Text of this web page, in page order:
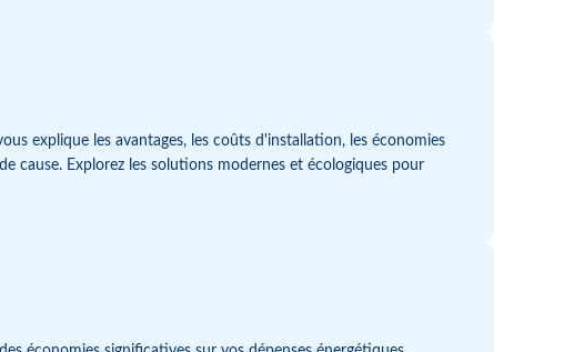
explique les avantages, les coûts d'installation, les économies
cause. Explorez les solutions modernes et écologiques pour